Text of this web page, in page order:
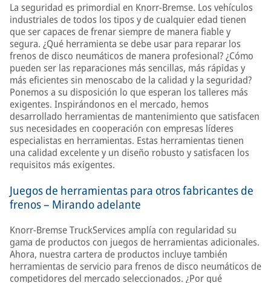
La seguridad es primordial en Knorr-Bremse. Los vehículos
industriales de todos los tipos y de cualquier edad tienen
que ser capaces de frenar siempre de manera fiable y
segura. ¿Qué herramienta se debe usar para reparar los
frenos de disco neumáticos de manera profesional? ¿Cómo
pueden ser las reparaciones más sencillas, más rápidas y
más eficientes sin menoscabo de la calidad y la seguridad?
Ponemos a su disposición lo que esperan los talleres más
exigentes. Inspirándonos en el mercado, hemos
desarrollado herramientas de mantenimiento que satisfacen
sus necesidades en cooperación con empresas líderes
especialistas en herramientas. Estas herramientas tienen
una calidad excelente y un diseño robusto y satisfacen los
requisitos más exigentes.
Juegos de herramientas para otros fabricantes de
frenos – Mirando adelante
Knorr-Bremse TruckServices amplía con regularidad su
gama de productos con juegos de herramientas adicionales.
Ahora, nuestra cartera de productos incluye también
herramientas de servicio para frenos de disco neumáticos de
competidores del mercado seleccionados. ¿Por qué